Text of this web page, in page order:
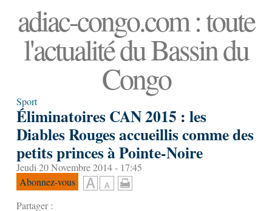
adiac-congo.com : toute
l'actualité du Bassin du
Congo
Sport
Éliminatoires CAN 2015 : les
Diables Rouges accueillis comme des
petits princes à Pointe-Noire
Jeudi 20 Novembre 2014 - 17:45
Abonnez-vous
Partager :